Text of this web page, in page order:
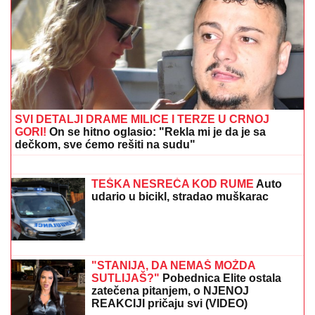
MINA NAUMOVIĆ PROGOVORILA O PREVARI!
Žena
Ognjena Amidžića dobila škakljivo pitanje, pa iskreno
priznala: "To je lakše"
"IMAM NAJLEPŠU I NAJBOLJU
MAJKU"Elma Sinanović danas slavi
rođendan, niko ne veruje da je
napunila ovoliko godina, ćerka joj se
(FOTO) DARKO LAZIĆ I KATARINA
UŽIVAJU U DVORCUSupruga pevača